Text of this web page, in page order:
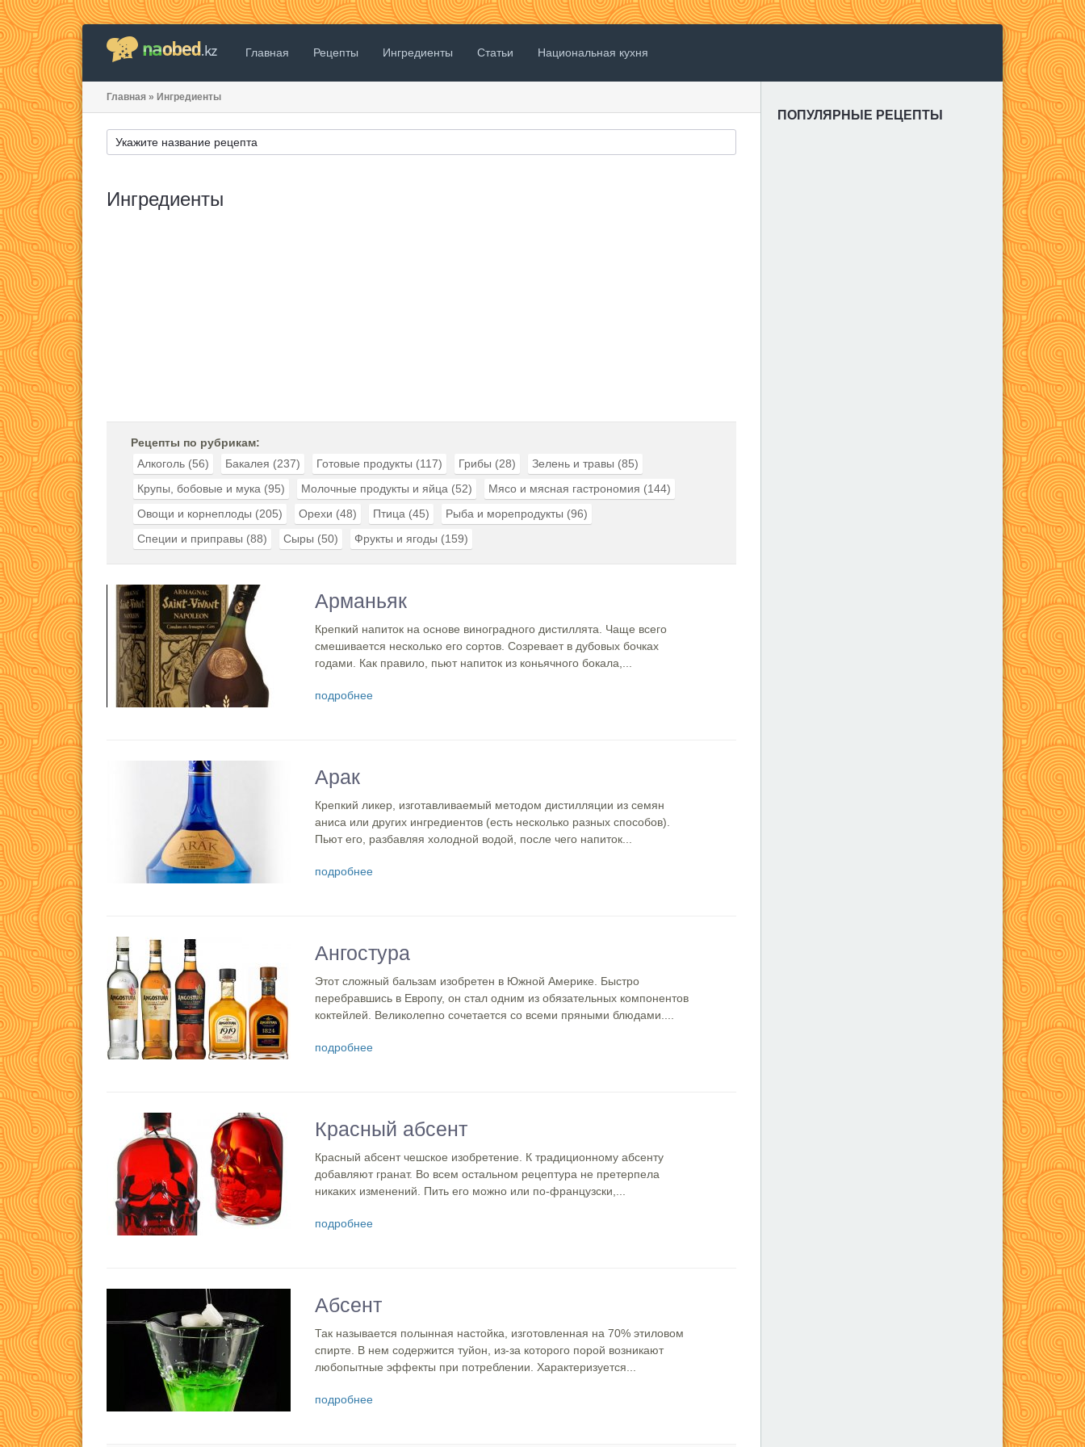
Главная Рецепты Ингредиенты Статьи Национальная кухня
Главная » Ингредиенты
Ингредиенты
Рецепты по рубрикам:
Алкоголь (56) Бакалея (237) Готовые продукты (117) Грибы (28) Зелень и травы (85)
Крупы, бобовые и мука (95) Молочные продукты и яйца (52) Мясо и мясная гастрономия (144)
Овощи и корнеплоды (205) Орехи (48) Птица (45) Рыба и морепродукты (96)
Специи и приправы (88) Сыры (50) Фрукты и ягоды (159)
Арманьяк
Крепкий напиток на основе виноградного дистиллята. Чаще всего
смешивается несколько его сортов. Созревает в дубовых бочках
годами. Как правило, пьют напиток из коньячного бокала,...
подробнее
Арак
Крепкий ликер, изготавливаемый методом дистилляции из семян
аниса или других ингредиентов (есть несколько разных способов).
Пьют его, разбавляя холодной водой, после чего напиток...
подробнее
Ангостура
Этот сложный бальзам изобретен в Южной Америке. Быстро
перебравшись в Европу, он стал одним из обязательных компонентов
коктейлей. Великолепно сочетается со всеми пряными блюдами....
подробнее
Красный абсент
Красный абсент чешское изобретение. К традиционному абсенту
добавляют гранат. Во всем остальном рецептура не претерпела
никаких изменений. Пить его можно или по-французски,...
подробнее
Абсент
Так называется полынная настойка, изготовленная на 70% этиловом
спирте. В нем содержится туйон, из-за которого порой возникают
любопытные эффекты при потреблении. Характеризуется...
подробнее
ПОПУЛЯРНЫЕ РЕЦЕПТЫ